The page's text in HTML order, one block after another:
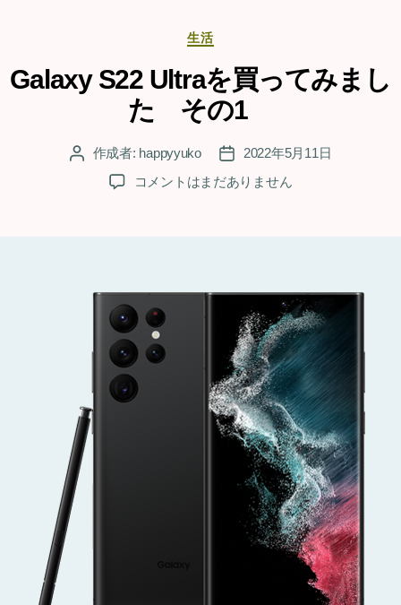
カ
テ
ゴ
リ
ー
生活
Galaxy S22 Ultraを買ってみまし
た その1
投 作成者: happyyuko
投
稿
日
2022年5月11日
Galaxy
み
し
た
そ
コメントはまだありません